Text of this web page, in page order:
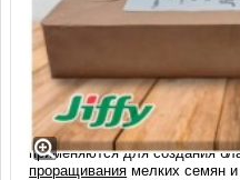
Торфяные
(100 шт)
Высококачественные
применяются для создания
проращивания мелких семян и